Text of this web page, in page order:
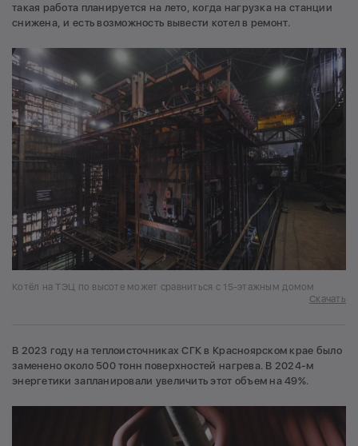
такая работа планируется на лето, когда нагрузка на станции
снижена, и есть возможность вывести котел в ремонт.
Котёл на ТЭЦ по высоте может сравниться с 15-этажным домом
Скачать
В 2023 году на теплоисточниках СГК в Красноярском крае было
заменено около 500 тонн поверхностей нагрева. В 2024-м
энергетики запланировали увеличить этот объем на 49%.